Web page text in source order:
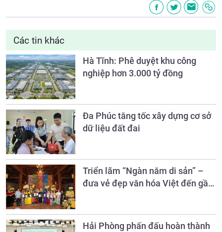
Các tin khác
Hà Tĩnh: Phê duyệt khu công
nghiệp hơn 3.000 tỷ đồng
Đa Phúc tăng tốc xây dựng cơ sở
dữ liệu đất đai
Triển lãm “Ngàn năm di sản” –
đưa vẻ đẹp văn hóa Việt đến gần
Hải Phòng phấn đấu hoàn thành